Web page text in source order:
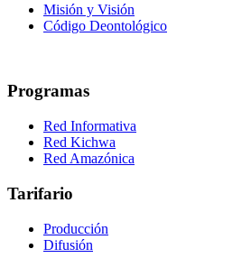
Misión y Visión
Código Deontológico
Programas
Red Informativa
Red Kichwa
Red Amazónica
Tarifario
Producción
Difusión